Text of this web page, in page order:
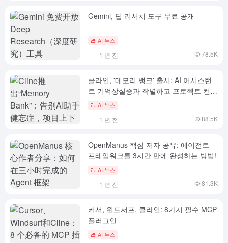
Gemini, 딥 리서치 도구 무료 공개
AI 뉴스
1 년 전 78.5K
클라인, '메모리 뱅크' 출시: AI 어시스턴
트 기억상실증과 작별하고 프로젝트 컨텍
스트를 잃지 않는 방법
AI 뉴스
1 년 전 88.5K
OpenManus 핵심 저자 공유: 에이전트
프레임워크를 3시간 만에 완성하는 방법!
AI 뉴스
1 년 전 81.3K
커서, 윈드서프, 클라인: 8가지 필수 MCP
플러그인
AI 뉴스